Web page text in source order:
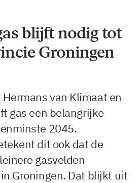
blijft nodig tot
Groningen
van Klimaat en
gas een belangrijke
2045.
dit ook dat de
gasvelden
Groningen. Dat blijkt uit